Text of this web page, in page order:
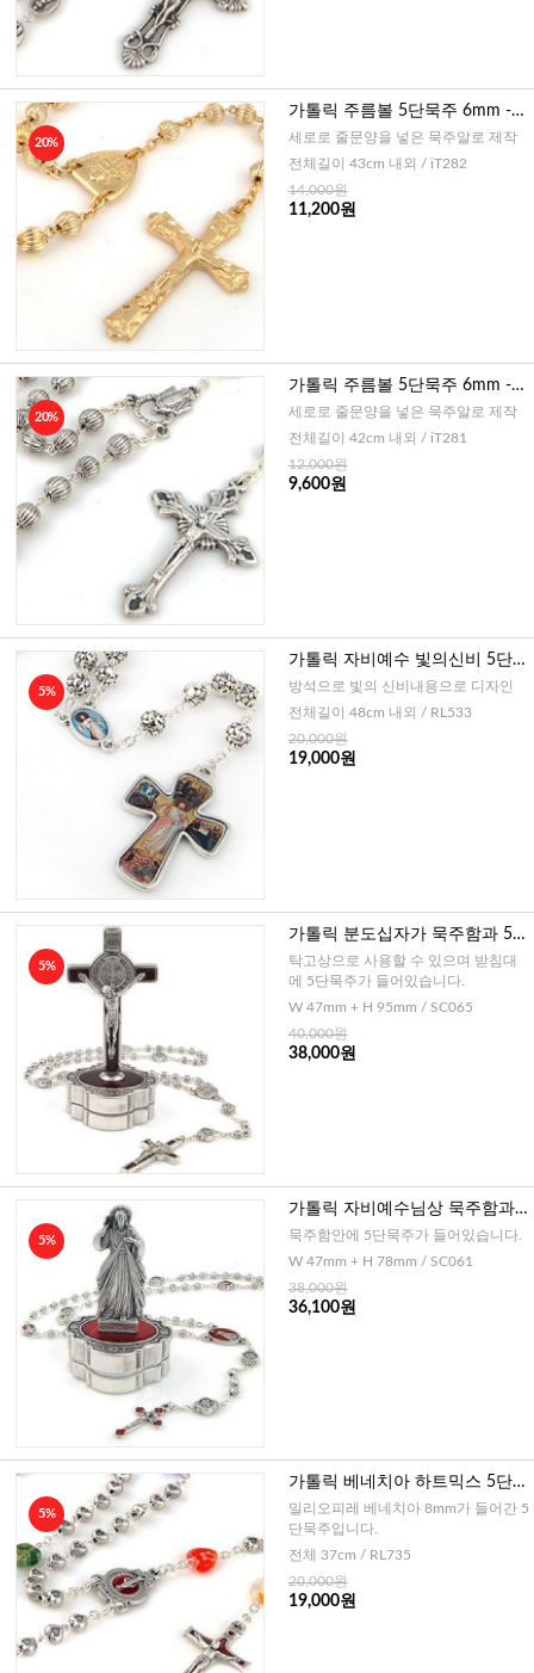
20%
가톨릭 주름볼 5단묵주 6mm -
골드 (이태리)
세로로 줄문양을 넣은 묵주알로 제작
전체길이 43cm 내외 / iT282
14,000원
11,200원
20%
가톨릭 주름볼 5단묵주 6mm -
실버 (이태리)
세로로 줄문양을 넣은 묵주알로 제작
전체길이 42cm 내외 / iT281
12,000원
9,600원
5%
가톨릭 자비예수 빛의신비 5단묵
주 7mm (이태리)
방석으로 빛의 신비내용으로 디자인
전체길이 48cm 내외 / RL533
20,000원
19,000원
5%
가톨릭 분도십자가 묵주함과 5단
묵주 4mm (이태리)
탁고상으로 사용할 수 있으며 받침대
에 5단묵주가 들어있습니다.
W 47mm + H 95mm / SC065
40,000원
38,000원
5%
가톨릭 자비예수님상 묵주함과 5
단묵주 4mm (이태리)
묵주함안에 5단묵주가 들어있습니다.
W 47mm + H 78mm / SC061
38,000원
36,100원
5%
가톨릭 베네치아 하트믹스 5단묵
주 4mm-메탈 (이태리)
밀리오피레 베네치아 8mm가 들어간 5
단묵주입니다.
전체 37cm / RL735
20,000원
19,000원